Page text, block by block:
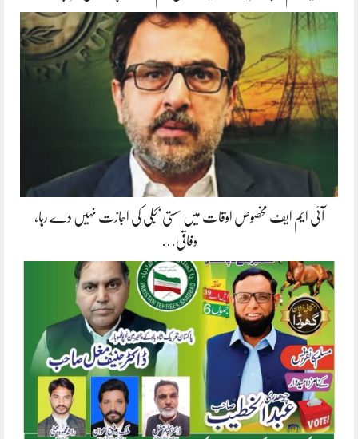
آئی ایم ایف مخصوص اوقات میں سستی بجلی کی اجازت نہیں دے رہا،
وفاقی…